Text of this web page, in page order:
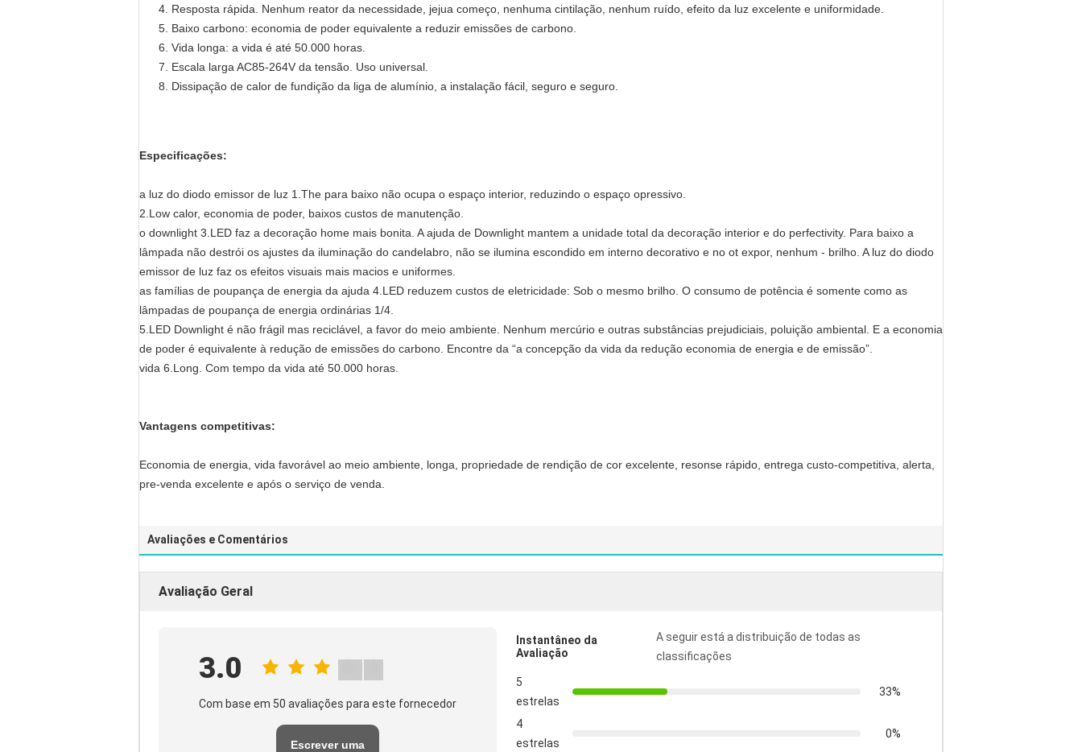
Resposta rápida. Nenhum reator da necessidade, jejua começo, nenhuma cintilação, nenhum ruído, efeito da luz excelente e uniformidade.
Baixo carbono: economia de poder equivalente a reduzir emissões de carbono.
Vida longa: a vida é até 50.000 horas.
Escala larga AC85-264V da tensão. Uso universal.
Dissipação de calor de fundição da liga de alumínio, a instalação fácil, seguro e seguro.
Especificações:
a luz do diodo emissor de luz 1.The para baixo não ocupa o espaço interior, reduzindo o espaço opressivo.
2.Low calor, economia de poder, baixos custos de manutenção.
o downlight 3.LED faz a decoração home mais bonita. A ajuda de Downlight mantem a unidade total da decoração interior e do perfectivity. Para baixo a
lâmpada não destrói os ajustes da iluminação do candelabro, não se ilumina escondido em interno decorativo e no ot expor, nenhum - brilho. A luz do diodo
emissor de luz faz os efeitos visuais mais macios e uniformes.
as famílias de poupança de energia da ajuda 4.LED reduzem custos de eletricidade: Sob o mesmo brilho. O consumo de potência é somente como as
lâmpadas de poupança de energia ordinárias 1/4.
5.LED Downlight é não frágil mas reciclável, a favor do meio ambiente. Nenhum mercúrio e outras substâncias prejudiciais, poluição ambiental. E a economia
de poder é equivalente à redução de emissões do carbono. Encontre da “a concepção da vida da redução economia de energia e de emissão”.
vida 6.Long. Com tempo da vida até 50.000 horas
Vantagens competitivas:
Economia de energia, vida favorável ao meio ambiente, longa, propriedade de rendição de cor excelente, resonse rápido, entrega custo-competitiva, alerta,
pre-venda excelente e após o serviço de venda.
Avaliações e Comentários
Avaliação Geral
3.0
Com base em 50 avaliações para este fornecedor
Escrever uma
Instantâneo da
Avaliação
A seguir está a distribuição de todas as
classificações
5
estrelas
33%
4
estrelas
0%